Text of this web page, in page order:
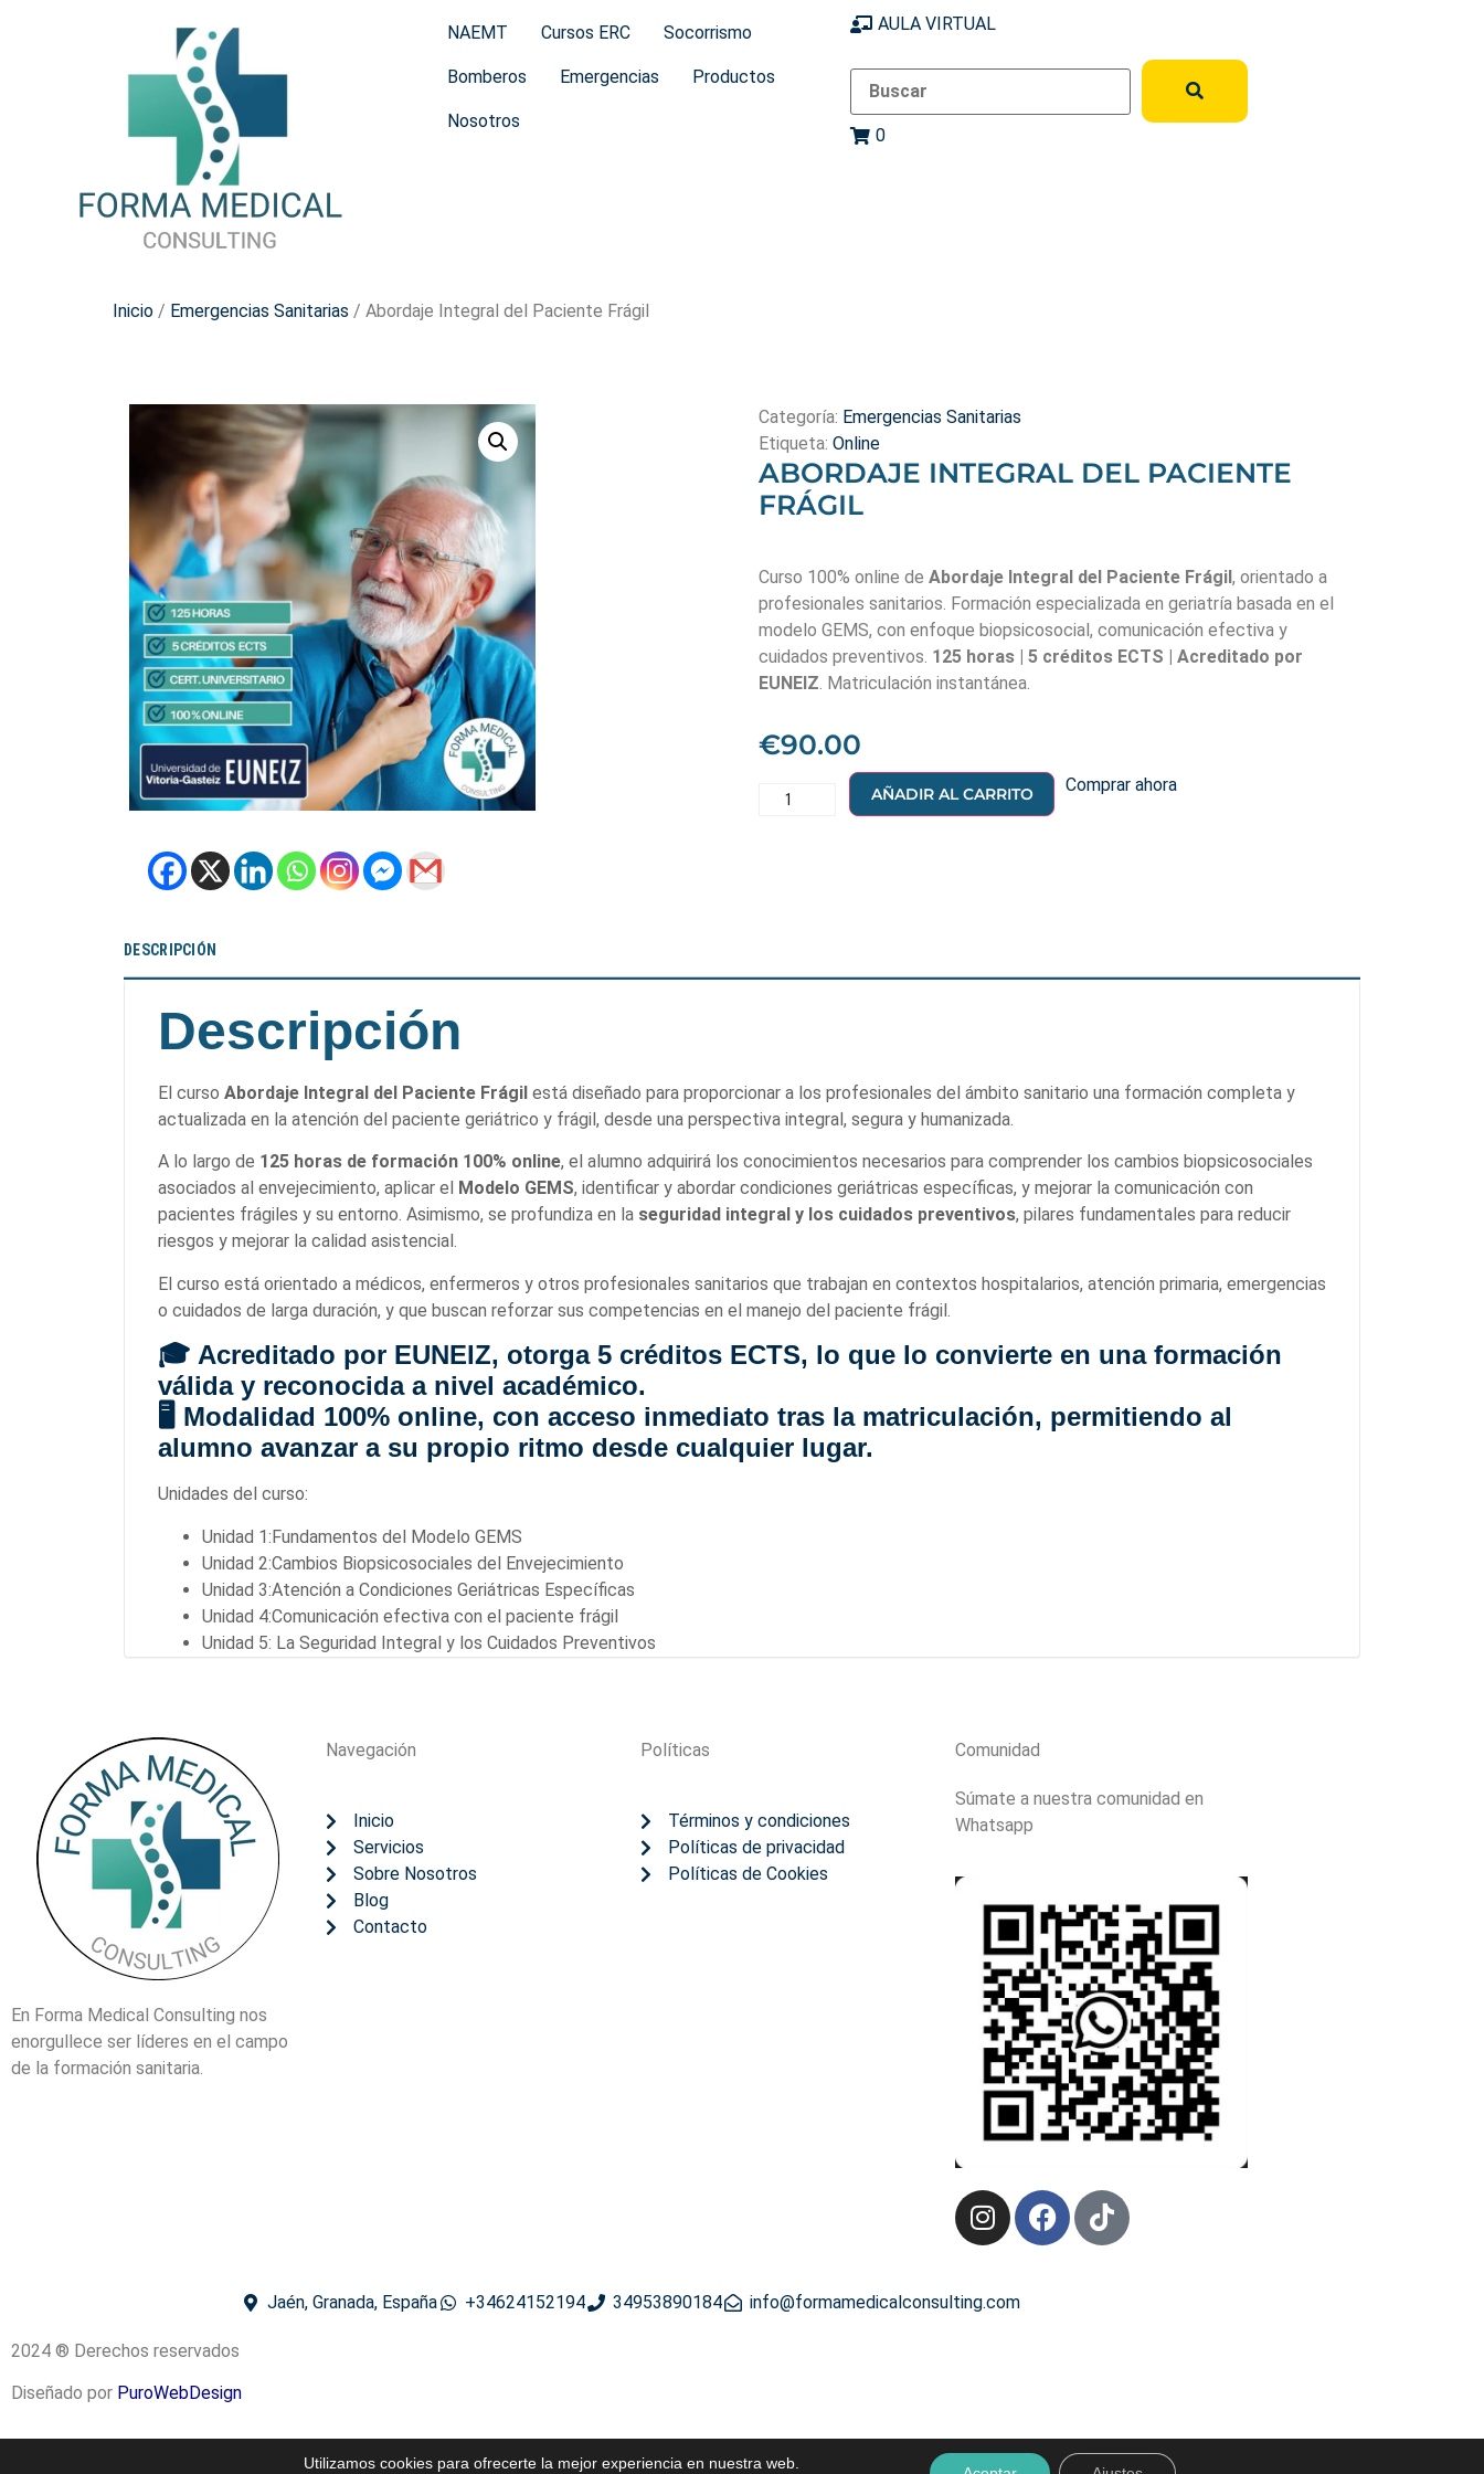
NAEMT Cursos ERC Socorrismo
Bomberos Emergencias Productos
Nosotros
AULA VIRTUAL
0
Inicio / Emergencias Sanitarias / Abordaje Integral del Paciente Frágil
Categoría: Emergencias Sanitarias
Etiqueta: Online
ABORDAJE INTEGRAL DEL PACIENTE
FRÁGIL
Curso 100% online de Abordaje Integral del Paciente Frágil, orientado a
profesionales sanitarios. Formación especializada en geriatría basada en el
modelo GEMS, con enfoque biopsicosocial, comunicación efectiva y
cuidados preventivos. 125 horas | 5 créditos ECTS | Acreditado por
EUNEIZ. Matriculación instantánea.
€90.00
AÑADIR AL CARRITO Comprar ahora
DESCRIPCIÓN
Descripción
El curso Abordaje Integral del Paciente Frágil está diseñado para proporcionar a los profesionales del ámbito sanitario una formación completa y
actualizada en la atención del paciente geriátrico y frágil, desde una perspectiva integral, segura y humanizada.
A lo largo de 125 horas de formación 100% online, el alumno adquirirá los conocimientos necesarios para comprender los cambios biopsicosociales
asociados al envejecimiento, aplicar el
Modelo GEMS, identificar y abordar condiciones geriátricas específicas, y mejorar la comunicación con
pacientes frágiles y su entorno. Asimismo, se profundiza en la seguridad integral y los cuidados preventivos, pilares fundamentales para reducir
riesgos y mejorar la calidad asistencial.
El curso está orientado a médicos, enfermeros y otros profesionales sanitarios que trabajan en contextos hospitalarios, atención primaria, emergencias
o cuidados de larga duración, y que buscan reforzar sus competencias en el manejo del paciente frágil.
🎓 Acreditado por EUNEIZ, otorga 5 créditos ECTS, lo que lo convierte en una formación
válida y reconocida a nivel académico.
🖥️ Modalidad 100% online, con acceso inmediato tras la matriculación, permitiendo al
alumno avanzar a su propio ritmo desde cualquier lugar.
Unidades del curso:
Unidad 1:Fundamentos del Modelo GEMS
Unidad 2:Cambios Biopsicosociales del Envejecimiento
Unidad 3:Atención a Condiciones Geriátricas Específicas
Unidad 4:Comunicación efectiva con el paciente frágil
Unidad 5: La Seguridad Integral y los Cuidados Preventivos
En Forma Medical Consulting nos
enorgullece ser líderes en el campo
de la formación sanitaria.
Navegación
Inicio
Servicios
Sobre Nosotros
Blog
Contacto
Políticas
Términos y condiciones
Políticas de privacidad
Políticas de Cookies
Comunidad
Súmate a nuestra comunidad en
Whatsapp
Jaén, Granada, España +34624152194 34953890184 info@formamedicalconsulting.com
2024 ® Derechos reservados
Diseñado por PuroWebDesign
Utilizamos cookies para ofrecerte la mejor experiencia en nuestra web.